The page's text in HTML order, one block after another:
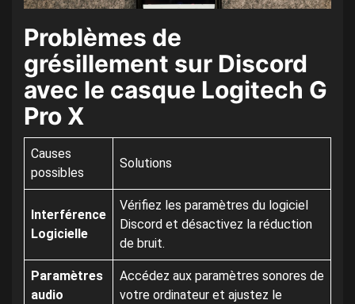
Problèmes de
grésillement sur Discord
avec le casque Logitech G
Pro X
Causes
possibles
Solutions
Interférence
Logicielle
Vérifiez les paramètres du logiciel
Discord et désactivez la réduction
de bruit.
Paramètres
audio
Accédez aux paramètres sonores de
votre ordinateur et ajustez le